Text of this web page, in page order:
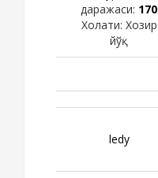
даражаси: 170
Холати: Хозир
йўқ
ledy